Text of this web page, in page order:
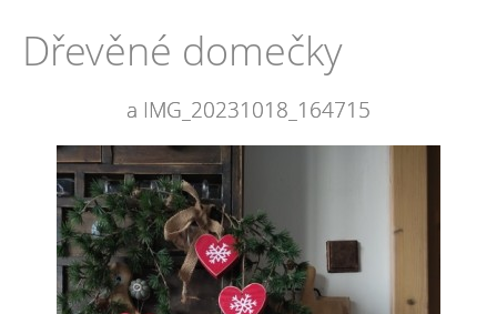
Dřevěné domečky
a IMG_20231018_164715